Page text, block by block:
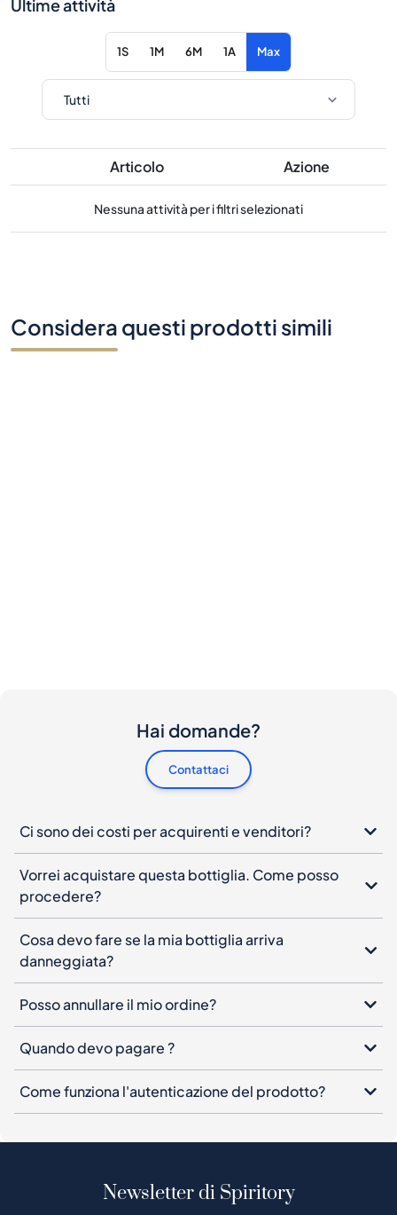
Ultime attività
1S 1M 6M 1A Max
Articolo Azione
Nessuna attività per i filtri selezionati
Considera questi prodotti simili
Hai domande?
Contattaci
Ci sono dei costi per acquirenti e venditori?
Vorrei acquistare questa bottiglia. Come posso
procedere?
Cosa devo fare se la mia bottiglia arriva
danneggiata?
Posso annullare il mio ordine?
Quando devo pagare ?
Come funziona l'autenticazione del prodotto?
Newsletter di Spiritory